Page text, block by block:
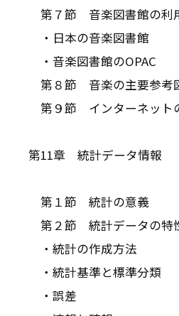
第７節 音楽図書館の利
・日本の音楽図書館
・音楽図書館のOPAC
第８節 音楽の主要参考
第９節 インターネット
第11章 統計データ情報
第１節 統計の意義
第２節 統計データの特
・統計の作成方法
・統計基準と標準分類
・誤差